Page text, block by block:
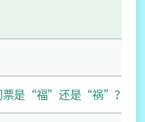
票是“福”还是“祸”？